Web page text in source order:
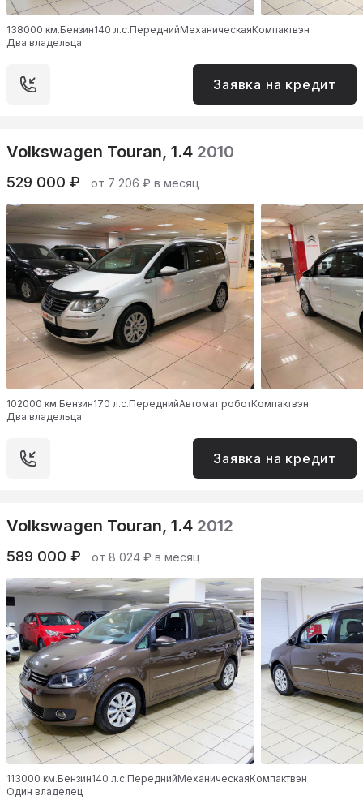
138000 км.Бензин140 л.с.ПереднийМеханическаяКомпактвэн
Два владельца
Заявка на кредит
Volkswagen Touran, 1.4 2010
529 000 ₽ от 7 206 ₽ в месяц
102000 км.Бензин170 л.с.ПереднийАвтомат роботКомпактвэн
Два владельца
Заявка на кредит
Volkswagen Touran, 1.4 2012
589 000 ₽ от 8 024 ₽ в месяц
113000 км.Бензин140 л.с.ПереднийМеханическаяКомпактвэн
Один владелец